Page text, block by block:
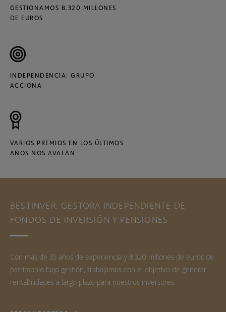
GESTIONAMOS 8.320 MILLONES
DE EUROS
INDEPENDENCIA: GRUPO
ACCIONA
VARIOS PREMIOS EN LOS ÚLTIMOS
AÑOS NOS AVALAN
BESTINVER, GESTORA INDEPENDIENTE DE
FONDOS DE INVERSIÓN Y PENSIONES
Con más de 35 años de experiencia y 8.320 millones de euros de
patrimonio bajo gestión, trabajamos con el objetivo de generar
rentabilidades a largo plazo para nuestros inversores.